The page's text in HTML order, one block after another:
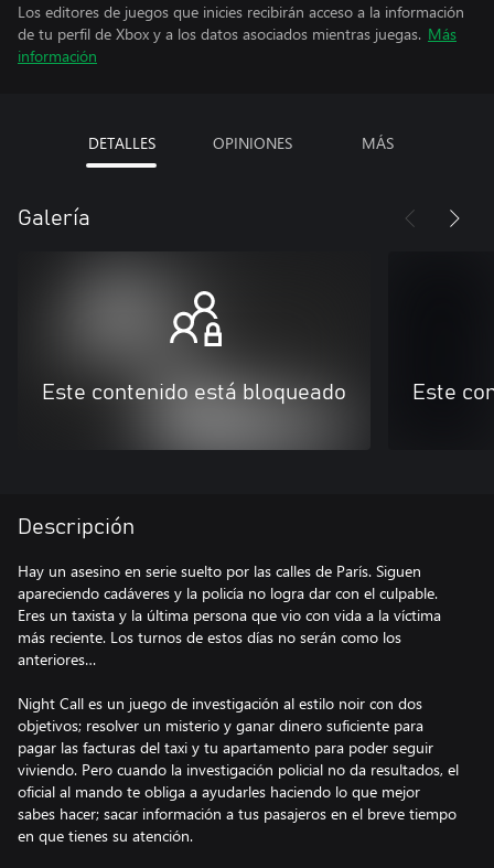
Los editores de juegos que inicies recibirán acceso a la información
de tu perfil de Xbox y a los datos asociados mientras juegas. Más
información
DETALLES OPINIONES MÁS
Galería
Este contenido está bloqueado Este
Descripción
Hay un asesino en serie suelto por las calles de París. Siguen
apareciendo cadáveres y la policía no logra dar con el culpable.
Eres un taxista y la última persona que vio con vida a la víctima
más reciente. Los turnos de estos días no serán como los
anteriores…
Night Call es un juego de investigación al estilo noir con dos
objetivos; resolver un misterio y ganar dinero suficiente para
pagar las facturas del taxi y tu apartamento para poder seguir
viviendo. Pero cuando la investigación policial no da resultados, el
oficial al mando te obliga a ayudarles haciendo lo que mejor
sabes hacer; sacar información a tus pasajeros en el breve tiempo
en que tienes su atención.